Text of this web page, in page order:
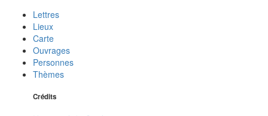
Lettres
Lieux
Carte
Ouvrages
Personnes
Thèmes
Crédits